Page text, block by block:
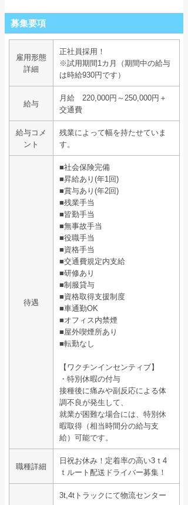
募集要項
雇用形態
詳細
正社員採用！
※試用期間1カ月（期間中の給与
は時給930円です）
給与
月給 220,000円～250,000円＋
交通費
給与コメ
ント
残業によって幅を持たせていま
す。
待遇
■社会保険完備
■昇給あり(年1回)
■賞与あり(年2回)
■残業手当
■皆勤手当
■無事故手当
■役職手当
■資格手当
■交通費規定内支給
■研修あり
■制服貸与
■資格取得支援制度
■車通勤OK
■オフィス内禁煙
■屋外喫煙所あり
■転勤なし
【ワクチンインセンティブ】
・特別休暇の付与
接種後に痛みや副反応による体
調不良が発生して、
就業が困難な場合には、特別休
暇取得（相当時間分の給与支
給）可能です。
職種詳細
日祝お休み！定着率の高い3ｔ4
ｔルート配送ドライバー募集！
3t,4tトラックにて物流センター